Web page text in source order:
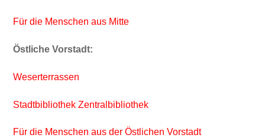
Für die Menschen aus Mitte
Östliche Vorstadt:
Weserterrassen
Stadtbibliothek Zentralbibliothek
Für die Menschen aus der Östlichen Vorstadt